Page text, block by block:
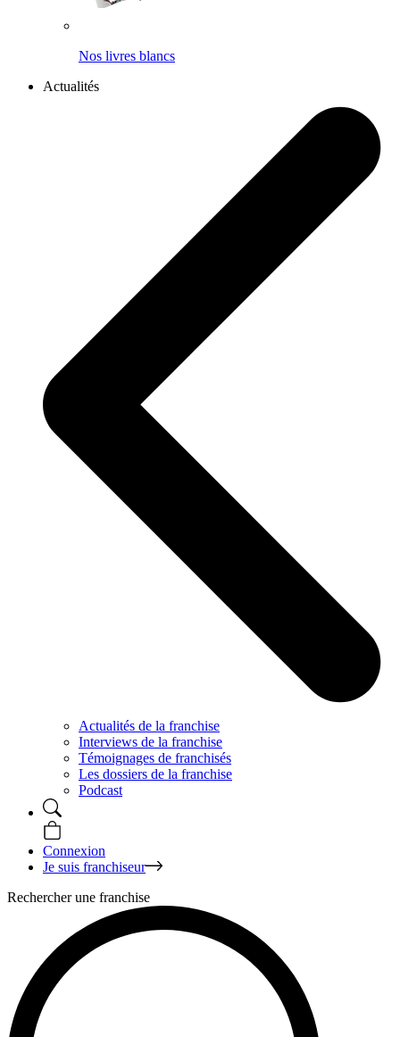
Nos livres blancs
Actualités
Actualités de la franchise
Interviews de la franchise
Témoignages de franchisés
Les dossiers de la franchise
Podcast
Connexion
Je suis franchiseur
Rechercher une franchise